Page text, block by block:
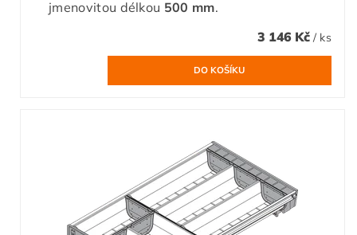
jmenovitou délkou 500 mm.
3 146 Kč / ks